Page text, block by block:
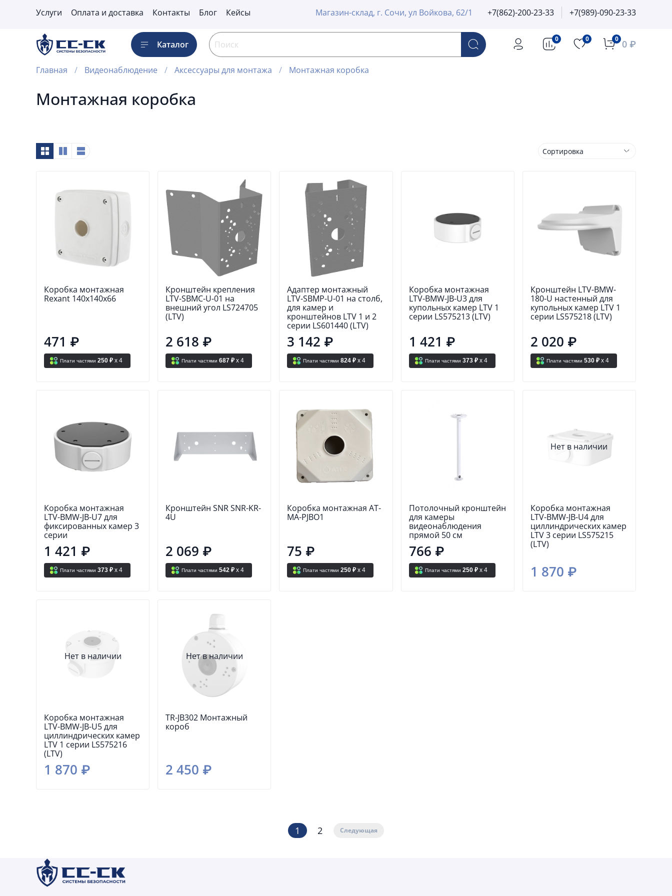
Услуги Оплата и доставка Контакты Блог Кейсы Магазин-склад, г. Сочи, ул Войкова, 62/1 +7(862)-200-23-33 +7(989)-090-23-33
Каталог
0 0 0 0 ₽
Главная Видеонаблюдение Аксессуары для монтажа Монтажная коробка
Монтажная коробка
Коробка монтажная
Rexant 140х140х66
471 ₽
Плати частями 250 ₽ x 4
Кронштейн крепления
LTV-SBMC-U-01 на
внешний угол LS724705
(LTV)
2 618 ₽
Плати частями687 ₽ x 4
Адаптер монтажный
LTV-SBMP-U-01 на столб,
для камер и
кронштейнов LTV 1 и 2
серии LS601440 (LTV)
3 142 ₽
Плати частями824 ₽ x 4
Коробка монтажная
LTV-BMW-JB-U3 для
купольных камер LTV 1
серии LS575213 (LTV)
1 421 ₽
Плати частями 373 ₽ x 4
Кронштейн LTV-BMW-
180-U настенный для
купольных камер LTV 1
серии LS575218 (LTV)
2 020 ₽
Плати частями 530 ₽ x 4
Коробка монтажная
LTV-BMW-JB-U7 для
фиксированных камер 3
серии
1 421 ₽
Плати частями 373 ₽ x 4
Кронштейн SNR SNR-KR-
4U
2 069 ₽
Плати частями542 ₽ x 4
Коробка монтажная AT-
MA-PJBO1
75 ₽
Плати частями250 ₽ x 4
Потолочный кронштейн
для камеры
видеонаблюдения
прямой 50 см
766 ₽
Плати частями 250 ₽ x 4
Нет в наличии
Коробка монтажная
LTV-BMW-JB-U4 для
циллиндрических камер
LTV 3 серии LS575215
(LTV)
1 870 ₽
Нет в наличии
Коробка монтажная
LTV-BMW-JB-U5 для
циллиндрических камер
LTV 1 серии LS575216
(LTV)
1 870 ₽
Нет в наличии
TR-JB302 Монтажный
короб
2 450 ₽
1 2 Следующая